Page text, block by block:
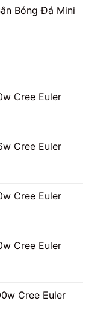
Bóng Đá Mini
Cree Euler
Cree Euler
Cree Euler
Cree Euler
Cree Euler